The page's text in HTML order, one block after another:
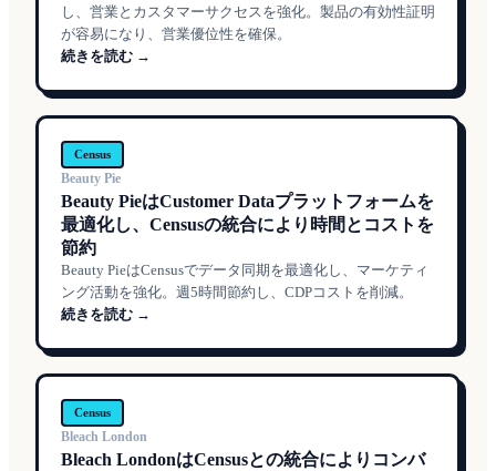
し、営業とカスタマーサクセスを強化。製品の有効性証明
が容易になり、営業優位性を確保。
続きを読む →
Census
Beauty Pie
Beauty PieはCustomer Dataプラットフォームを
最適化し、Censusの統合により時間とコストを
節約
Beauty PieはCensusでデータ同期を最適化し、マーケティ
ング活動を強化。週5時間節約し、CDPコストを削減。
続きを読む →
Census
Bleach London
Bleach LondonはCensusとの統合によりコンバ